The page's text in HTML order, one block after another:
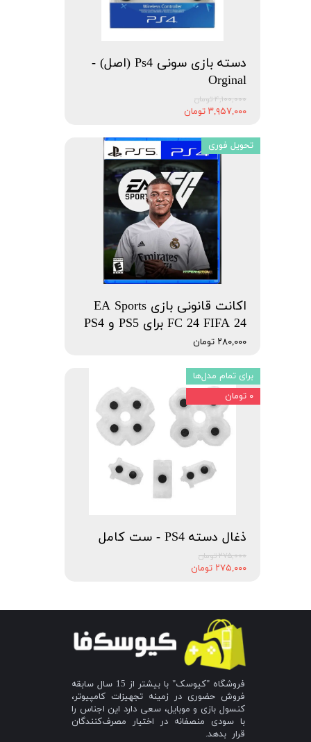
دسته بازی سونی Ps4 (اصل) -
Orginal
۴,۱۰۰,۰۰۰ تومان
۳,۹۵۷,۰۰۰ تومان
اکانت قانونی بازی EA Sports
FC 24 FIFA 24 برای PS5 و PS4
۲۸۰,۰۰۰ تومان
تحویل فوری
ذغال دسته PS4 - ست کامل
۲۷۵,۰۰۰ تومان
۲۷۵,۰۰۰ تومان
برای تمام مدل‌ها
۰ تومان
فروشگاه "کیوسک" با بیشتر از 15 سال سابقه
فروش حضوری در زمینه تجهیزات کامپیوتر،
کنسول بازی و موبایل، سعی دارد این اجناس را
با سودی منصفانه در اختیار مصرف‌کنندگان
قرار بدهد.